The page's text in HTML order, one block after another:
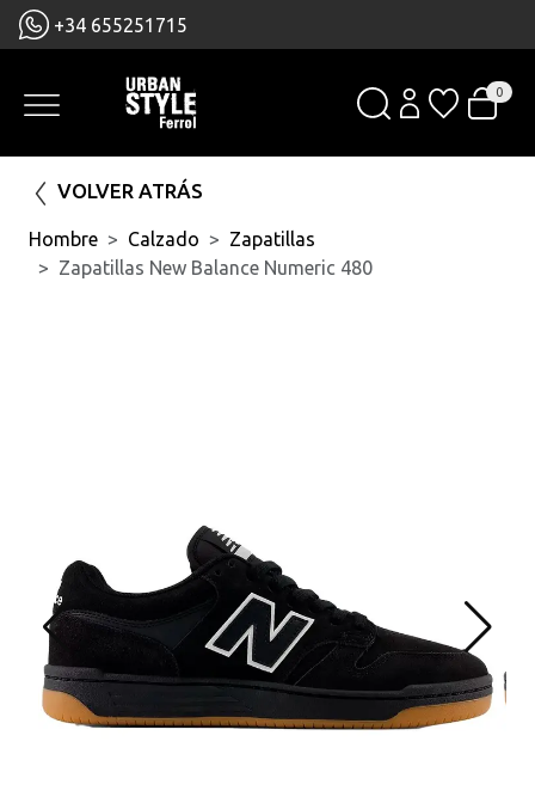
+34 655251715
0
VOLVER ATRÁS
Hombre Calzado
Zapatillas
Zapatillas New Balance Numeric 480